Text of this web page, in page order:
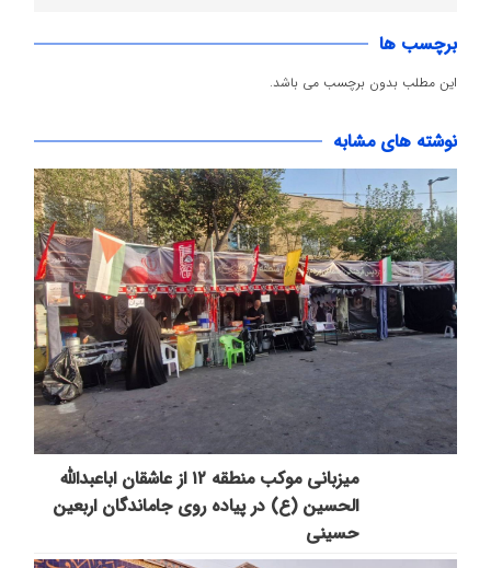
برچسب ها
این مطلب بدون برچسب می باشد.
نوشته های مشابه
میزبانی موکب منطقه ۱۲ از عاشقان اباعبدالله
الحسین (ع) در پیاده روی جاماندگان اربعین
حسینی